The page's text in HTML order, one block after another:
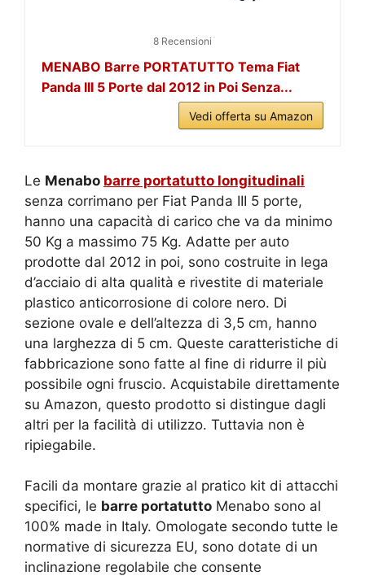
8 Recensioni
MENABO Barre PORTATUTTO Tema Fiat
Panda III 5 Porte dal 2012 in Poi Senza...
Vedi offerta su Amazon
Le Menabo barre portatutto longitudinali
senza corrimano per Fiat Panda III 5 porte,
hanno una capacità di carico che va da minimo
50 Kg a massimo 75 Kg. Adatte per auto
prodotte dal 2012 in poi, sono costruite in lega
d’acciaio di alta qualità e rivestite di materiale
plastico anticorrosione di colore nero. Di
sezione ovale e dell’altezza di 3,5 cm, hanno
una larghezza di 5 cm. Queste caratteristiche di
fabbricazione sono fatte al fine di ridurre il più
possibile ogni fruscio. Acquistabile direttamente
su Amazon, questo prodotto si distingue dagli
altri per la facilità di utilizzo. Tuttavia non è
ripiegabile.
Facili da montare grazie al pratico kit di attacchi
specifici, le barre portatutto Menabo sono al
100% made in Italy. Omologate secondo tutte le
normative di sicurezza EU, sono dotate di un
inclinazione regolabile che consente